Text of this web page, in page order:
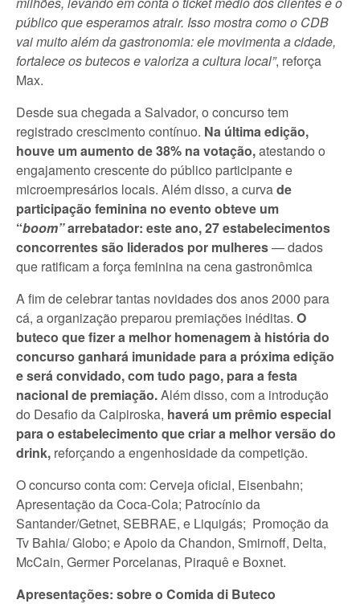
público que esperamos atrair. Isso mostra como o CDB
vai muito além da gastronomia: ele movimenta a cidade,
fortalece os butecos e valoriza a cultura local”, reforça
Max.
Desde sua chegada a Salvador, o concurso tem
registrado crescimento contínuo. Na última edição,
houve um aumento de 38% na votação,atestando o
engajamento crescente do público participante e
microempresários locais. Além disso, a curvade
participação feminina no evento obteve um
“boom”arrebatador: este ano, 27 estabelecimentos
concorrentes são liderados por mulheres— dados
que ratificam a força feminina na cena gastronômica
A fim de celebrar tantas novidades dos anos 2000 para
cá, a organização preparou premiações inéditas. O
buteco que fizer a melhor homenagem à história do
concurso ganhará imunidade para a próxima edição
e será convidado, com tudo pago, para a festa
nacional de premiação.Além disso, com a introdução
do Desafio da Caipiroska, haverá um prêmio especial
para o estabelecimento que criar a melhor versão do
drink, reforçando a engenhosidade da competição.
O concurso conta com: Cerveja oficial, Eisenbahn;
Apresentação da Coca-Cola; Patrocínio da
Santander/Getnet, SEBRAE, e Liquigás; Promoção da
Tv Bahia/ Globo; e Apoio da Chandon, Smirnoff, Delta,
McCain, Germer Porcelanas, Piraquê e Boxnet.
Apresentações: sobre o Comida di Buteco